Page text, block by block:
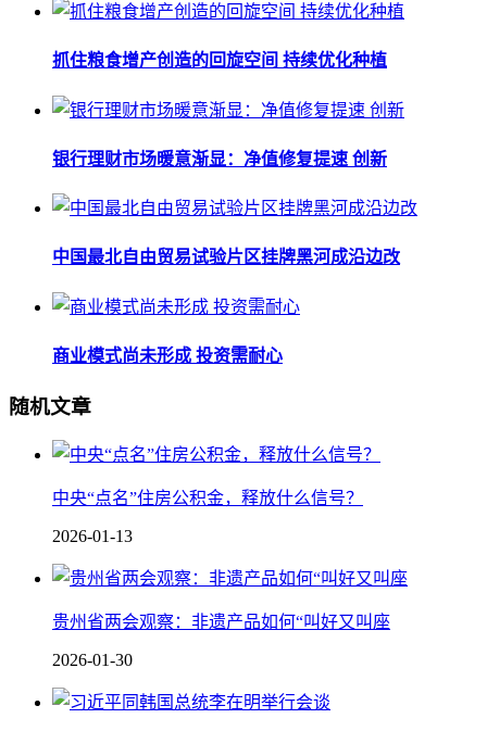
抓住粮食增产创造的回旋空间 持续优化种植
银行理财市场暖意渐显：净值修复提速 创新
中国最北自由贸易试验片区挂牌黑河成沿边改
商业模式尚未形成 投资需耐心
随机文章
中央“点名”住房公积金，释放什么信号？
2026-01-13
贵州省两会观察：非遗产品如何“叫好又叫座
2026-01-30